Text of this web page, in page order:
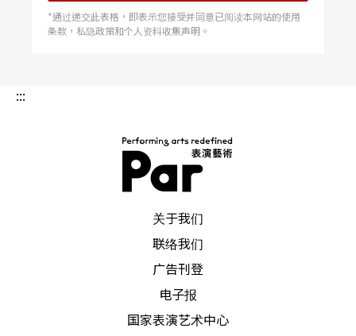
*通过递交此表格，即表示您接受并同意已阅读本网站的使用
条款，私隐政策和个人资料收集声明。
:::
关于我们
联络我们
广告刊登
电子报
国家表演艺术中心